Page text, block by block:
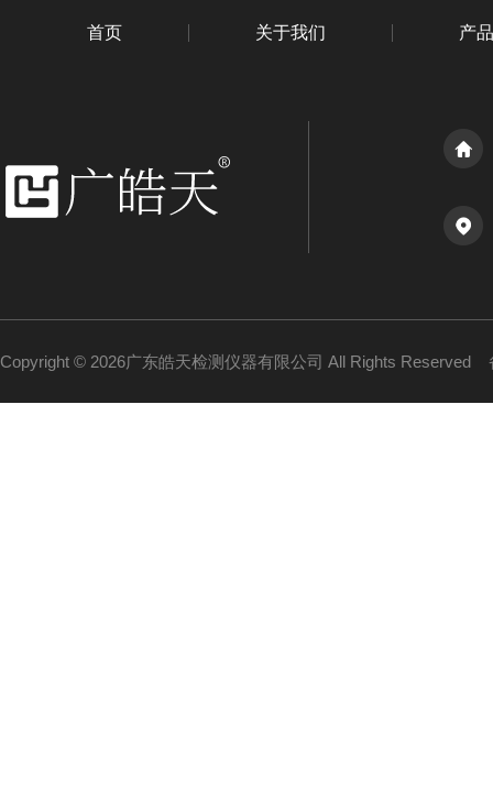
首页 关于我们 产
Copyright © 2026广东皓天检测仪器有限公司 All Rights Reserved